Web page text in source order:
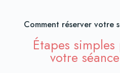
Comment réserver votre
Étapes
votre